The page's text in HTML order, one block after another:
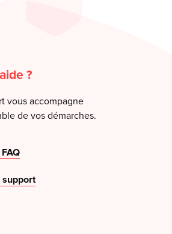
?
vous accompagne
de vos démarches.
support